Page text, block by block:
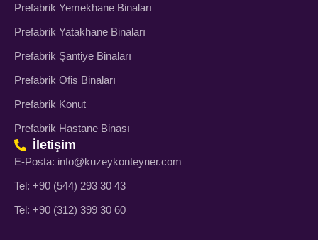
Prefabrik Yemekhane Binaları
Prefabrik Yatakhane Binaları
Prefabrik Şantiye Binaları
Prefabrik Ofis Binaları
Prefabrik Konut
Prefabrik Hastane Binası
İletişim
E-Posta: info@kuzeykonteyner.com
Tel: +90 (544) 293 30 43
Tel: +90 (312) 399 30 60